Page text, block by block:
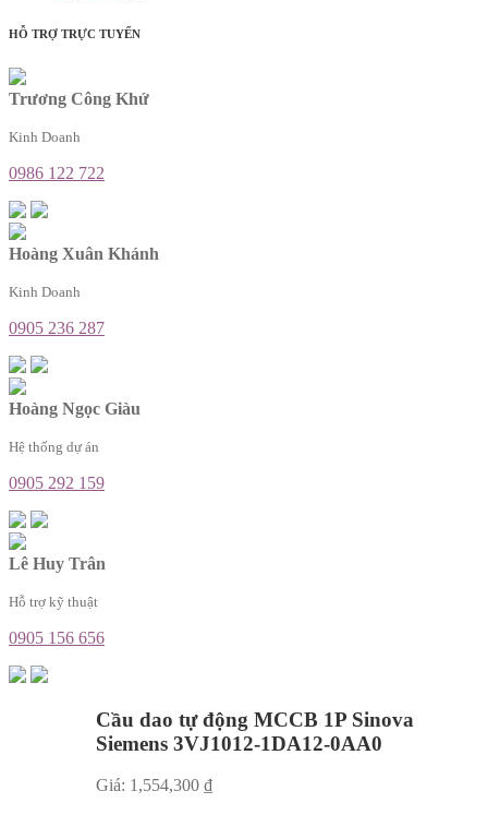
HỖ TRỢ TRỰC TUYẾN
Trương Công Khứ
Kinh Doanh
0986 122 722
Hoàng Xuân Khánh
Kinh Doanh
0905 236 287
Hoàng Ngọc Giàu
Hệ thống dự án
0905 292 159
Lê Huy Trân
Hỗ trợ kỹ thuật
0905 156 656
Cầu dao tự động MCCB 1P Sinova
Siemens 3VJ1012-1DA12-0AA0
Giá: 1,554,300 ₫